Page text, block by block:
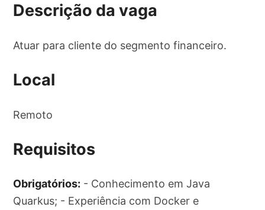
Descrição da vaga
Atuar para cliente do segmento financeiro.
Local
Remoto
Requisitos
Obrigatórios: - Conhecimento em Java
Quarkus; - Experiência com Docker e